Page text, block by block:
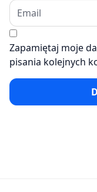
Zapamiętaj moje
pisania kolejnych